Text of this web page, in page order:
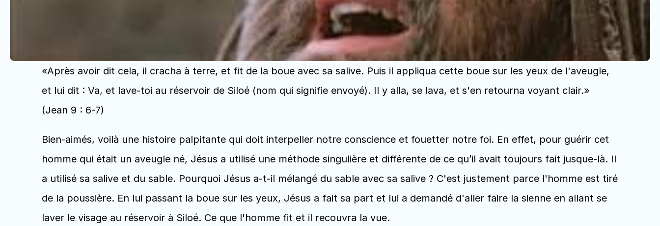
«Après avoir dit cela, il cracha à terre, et fit de la boue avec sa salive. Puis il appliqua cette boue sur les yeux de l'aveugle,
et lui dit : Va, et lave-toi au réservoir de Siloé (nom qui signifie envoyé). Il y alla, se lava, et s'en retourna voyant clair.»
(Jean 9 : 6-7)
Bien-aimés, voilà une histoire palpitante qui doit interpeller notre conscience et fouetter notre foi. En effet, pour guérir cet
homme qui était un aveugle né, Jésus a utilisé une méthode singulière et différente de ce qu’il avait toujours fait jusque-là. Il
a utilisé sa salive et du sable. Pourquoi Jésus a-t-il mélangé du sable avec sa salive ? C'est justement parce l'homme est tiré
de la poussière. En lui passant la boue sur les yeux, Jésus a fait sa part et lui a demandé d'aller faire la sienne en allant se
laver le visage au réservoir à Siloé. Ce que l'homme fit et il recouvra la vue.